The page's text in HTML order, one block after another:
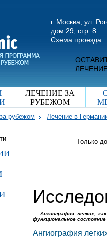
г. Москва, ул.
дом 29, стр. 8
Схема проезда
ЛЕЧЕНИЕ ЗА
РУБЕЖОМ
рубежом Лечение в
Только
Ангиография легких,
функциональное
Ангиография